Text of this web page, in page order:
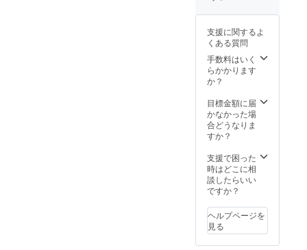
と〜っ
味しく
いただ
けちゃ
いま
す。 魚
と山は
すごく
接近し
ている
川に流
れる水
や地下
水はよ
となく
とても
美味し
い水と
エン
グスク
ロール
にて
感謝の
思いを
お名前
載せさ
せてく
ださ
(匿名希
望の有
無…
メール
伺いし
ます)
お越し
頂ける
にてお
ます)
ご支
援お待
ちして
おりま
●ハイビ
シア
ターの
エン
ディン
グスク
にて
感謝の
思いを
込めて
載せさ
せてく
ださ
い。
望の有
無…
メール
にてお
支援に関するよ
くある質問
手数料はいく
らかかります
か？
目標金額に届
かなかった場
合どうなりま
すか？
支援で困った
時はどこに相
談したらいい
ですか？
ヘルプページを
見る